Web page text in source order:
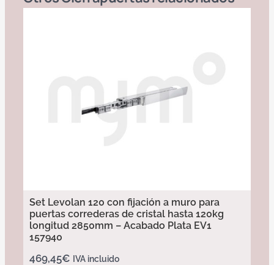
Set Levolan 120 con fijación a muro para
puertas correderas de cristal hasta 120kg
longitud 2850mm – Acabado Plata EV1
157940
469,45€ IVA incluido